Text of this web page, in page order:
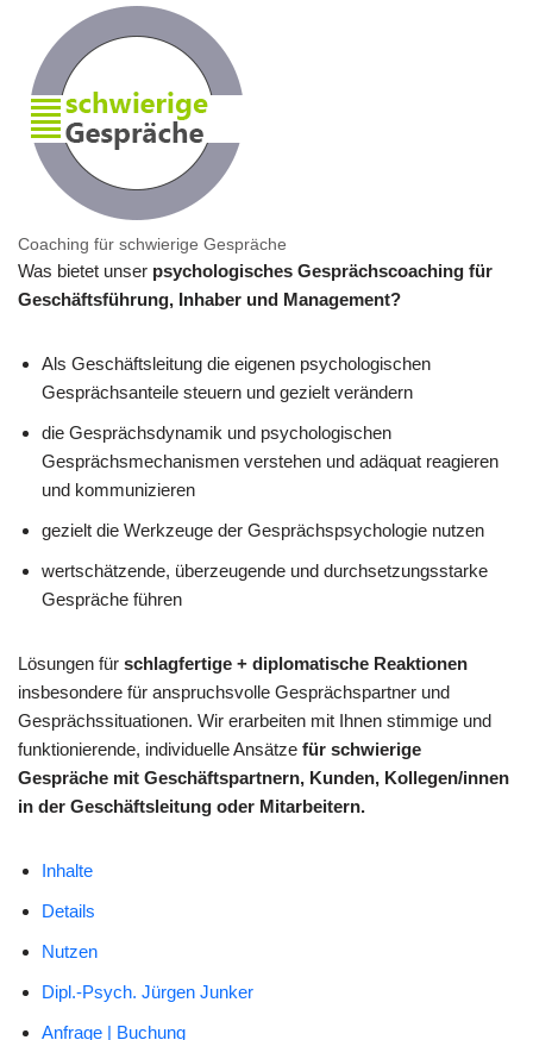
Coaching für schwierige Gespräche
Was bietet unser psychologisches Gesprächscoaching für
Geschäftsführung, Inhaber und Management?
Als Geschäftsleitung die eigenen psychologischen
Gesprächsanteile steuern und gezielt verändern
die Gesprächsdynamik und psychologischen
Gesprächsmechanismen verstehen und adäquat reagieren
und kommunizieren
gezielt die Werkzeuge der Gesprächspsychologie nutzen
wertschätzende, überzeugende und durchsetzungsstarke
Gespräche führen
Lösungen für schlagfertige + diplomatische Reaktionen
insbesondere für anspruchsvolle Gesprächspartner und
Gesprächssituationen. Wir erarbeiten mit Ihnen stimmige und
funktionierende, individuelle Ansätze für schwierige
Gespräche mit Geschäftspartnern, Kunden, Kollegen/innen
in der Geschäftsleitung oder Mitarbeitern.
Inhalte
Details
Nutzen
Dipl.-Psych. Jürgen Junker
Anfrage | Buchung